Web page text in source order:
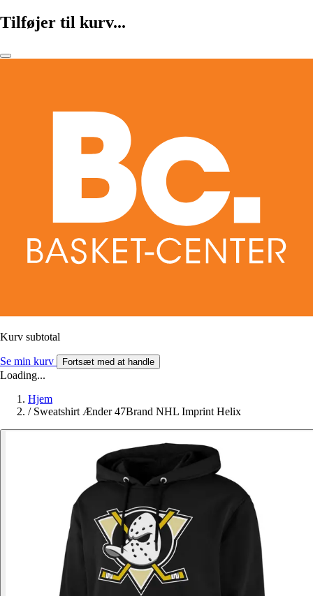
Tilføjer til kurv...
Kurv subtotal
Se min kurv Fortsæt med at handle
Loading...
Hjem
/ Sweatshirt Ænder 47Brand NHL Imprint Helix